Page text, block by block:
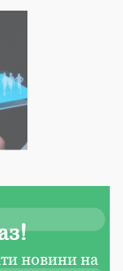
новини на